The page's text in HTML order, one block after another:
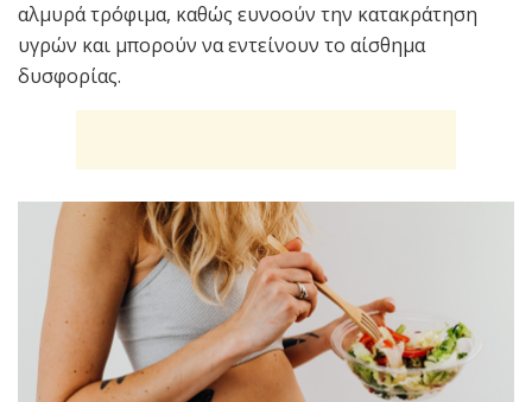
αλμυρά τρόφιμα, καθώς ευνοούν την κατακράτηση
υγρών και μπορούν να εντείνουν το αίσθημα
δυσφορίας.